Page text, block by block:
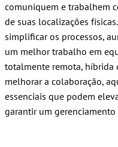
comuniquem e trabalhem
de suas localizações
simplificar os processos,
um melhor trabalho em
totalmente remota, híbrida
melhorar a colaboração,
essenciais que podem
garantir um